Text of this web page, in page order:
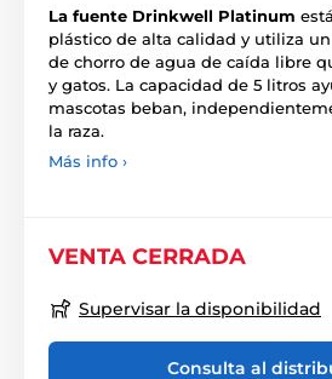
La fuente Drinkwell Platinum
plástico de alta calidad y utiliza
de chorro de agua de caída libre
y gatos. La capacidad de 5 litros
mascotas beban,
la raza.
Más info ›
VENTA CERRADA
Supervisar la disponibilidad
Consulta al